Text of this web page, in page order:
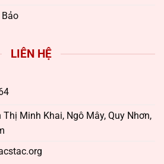
Bảo
LIÊN HỆ
Minh Khai, Ngô Mây, Quy Nhơn,